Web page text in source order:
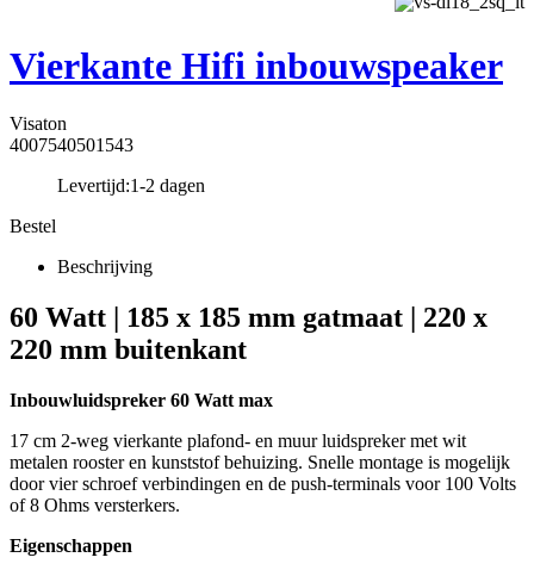
Vierkante Hifi inbouwspeaker
Visaton
4007540501543
Levertijd:1-2 dagen
Bestel
Beschrijving
60 Watt | 185 x 185 mm gatmaat | 220 x
220 mm buitenkant
Inbouwluidspreker 60 Watt max
17 cm 2-weg vierkante plafond- en muur luidspreker met wit
metalen rooster en kunststof behuizing. Snelle montage is mogelijk
door vier schroef verbindingen en de push-terminals voor 100 Volts
of 8 Ohms versterkers.
Eigenschappen